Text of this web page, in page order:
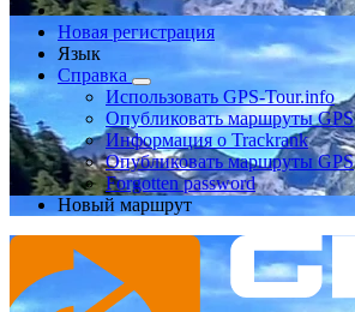
Новая регистрация
Язык
Справка
Использовать GPS-Tour.info
Опубликовать маршруты GPS
Информация о Trackrank
Опубликовать маршруты GPS
Forgotten password
Новый маршрут